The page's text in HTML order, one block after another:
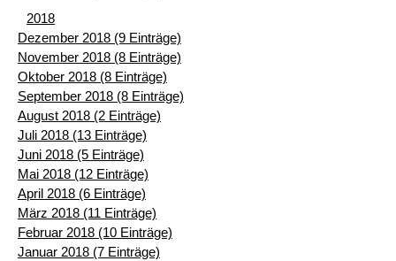
2018
Dezember 2018 (9 Einträge)
November 2018 (8 Einträge)
Oktober 2018 (8 Einträge)
September 2018 (8 Einträge)
August 2018 (2 Einträge)
Juli 2018 (13 Einträge)
Juni 2018 (5 Einträge)
Mai 2018 (12 Einträge)
April 2018 (6 Einträge)
März 2018 (11 Einträge)
Februar 2018 (10 Einträge)
Januar 2018 (7 Einträge)